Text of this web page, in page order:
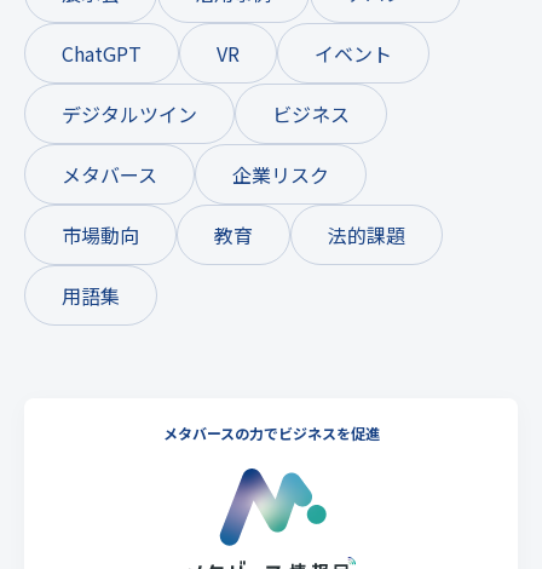
ChatGPT VR イベント
デジタルツイン ビジネス
メタバース 企業リスク
市場動向 教育 法的課題
用語集
メタバースの力でビジネスを促進